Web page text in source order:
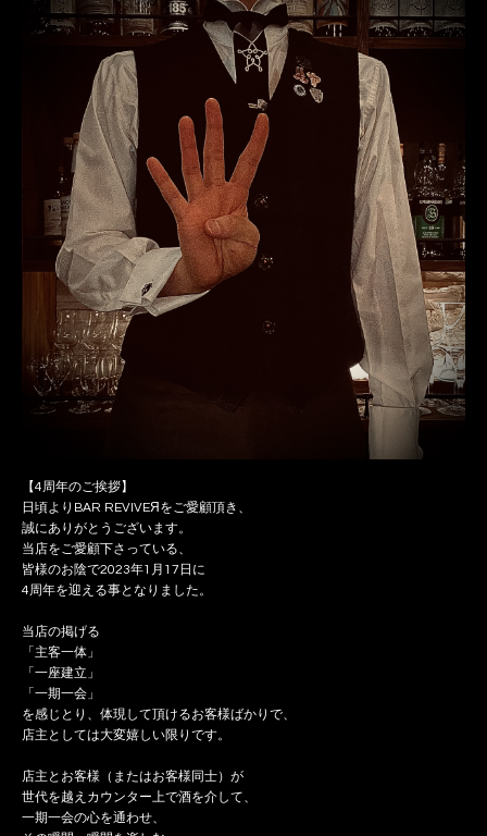
【4周年のご挨拶】
日頃よりBAR REVIVEЯをご愛顧頂き、
誠にありがとうございます。
当店をご愛顧下さっている、
皆様のお陰で2023年1月17日に
4周年を迎える事となりました。
当店の掲げる
「主客一体」
「一座建立」
「一期一会」
を感じとり、体現して頂けるお客様ばかりで、
店主としては大変嬉しい限りです。
店主とお客様（またはお客様同士）が
世代を越えカウンター上で酒を介して、
一期一会の心を通わせ、